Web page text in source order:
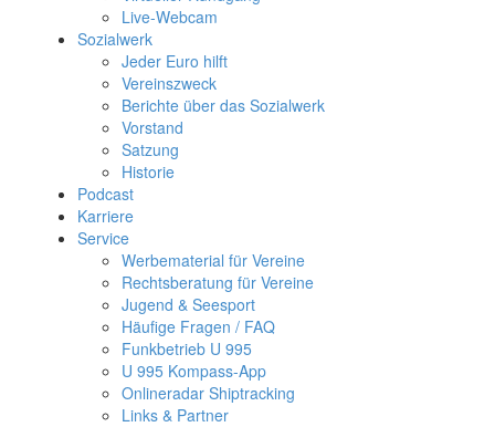
Live-Webcam
Sozialwerk
Jeder Euro hilft
Vereinszweck
Berichte über das Sozialwerk
Vorstand
Satzung
Historie
Podcast
Karriere
Service
Werbematerial für Vereine
Rechtsberatung für Vereine
Jugend & Seesport
Häufige Fragen / FAQ
Funkbetrieb U 995
U 995 Kompass-App
Onlineradar Shiptracking
Links & Partner